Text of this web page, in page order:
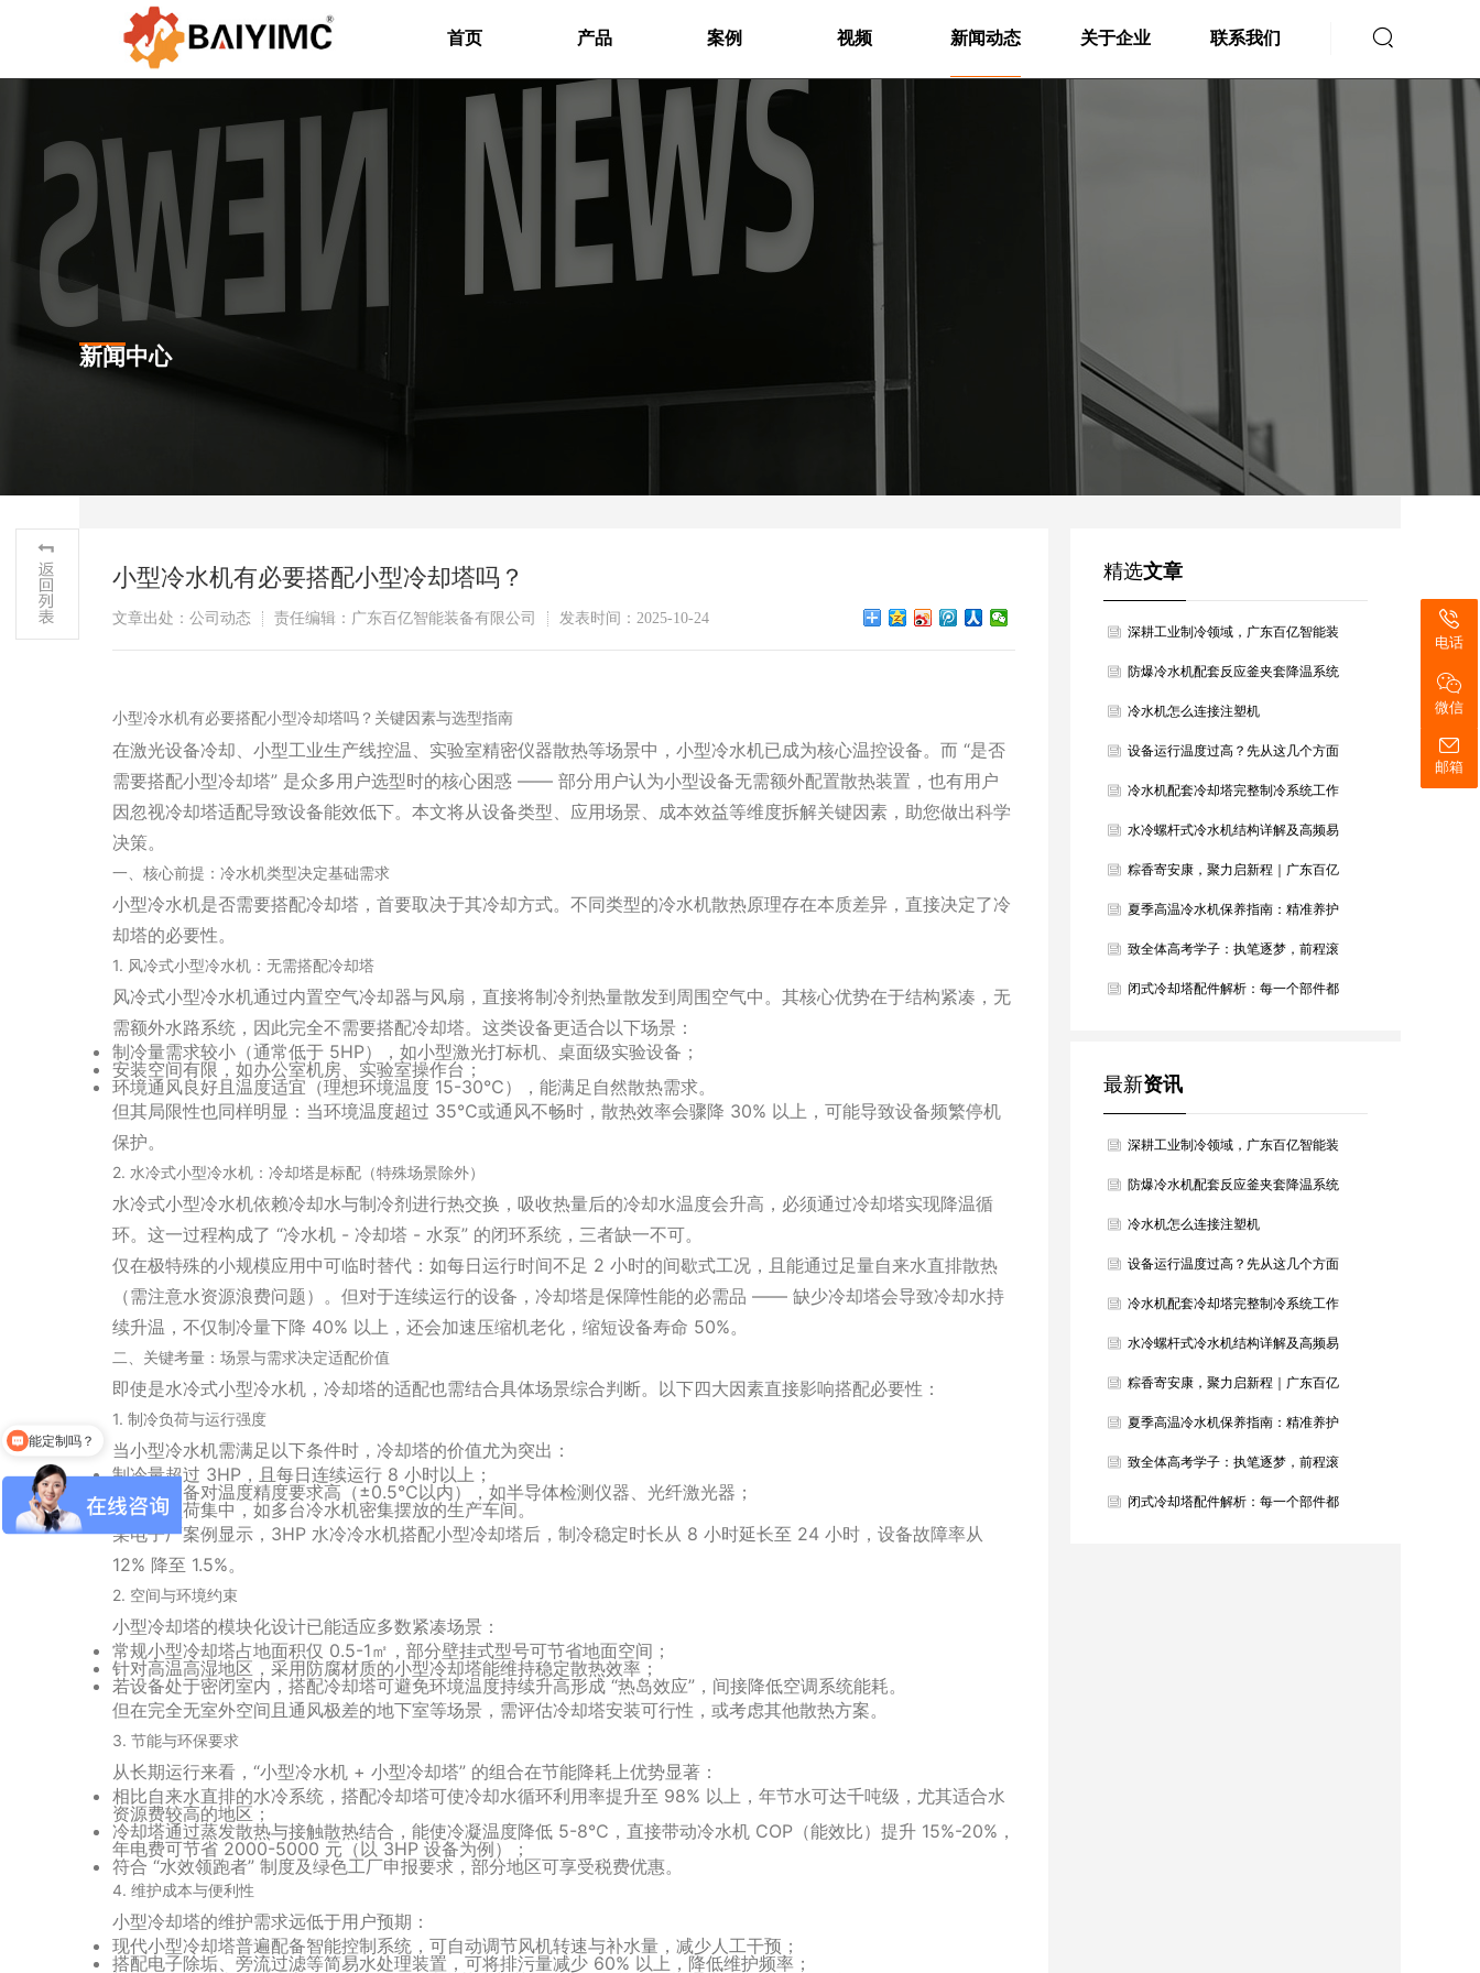
首页 产品 案例 视频 新闻动态 关于企业 联系我们 
新闻中心
小型冷水机有必要搭配小型冷却塔吗？
文章出处：公司动态 责任编辑：广东百亿智能装备有限公司 发表时间：2025-10-24
小型冷水机有必要搭配小型冷却塔吗？关键因素与选型指南
在激光设备冷却、小型工业生产线控温、实验室精密仪器散热等场景中，小型冷水机已成为核心温控设备。而 “是否
需要搭配小型冷却塔” 是众多用户选型时的核心困惑 —— 部分用户认为小型设备无需额外配置散热装置，也有用户
因忽视冷却塔适配导致设备能效低下。本文将从设备类型、应用场景、成本效益等维度拆解关键因素，助您做出科学
决策。
一、核心前提：冷水机类型决定基础需求
小型冷水机是否需要搭配冷却塔，首要取决于其冷却方式。不同类型的冷水机散热原理存在本质差异，直接决定了冷
却塔的必要性。
1. 风冷式小型冷水机：无需搭配冷却塔
风冷式小型冷水机通过内置空气冷却器与风扇，直接将制冷剂热量散发到周围空气中。其核心优势在于结构紧凑，无
需额外水路系统，因此完全不需要搭配冷却塔。这类设备更适合以下场景：
制冷量需求较小（通常低于 5HP），如小型激光打标机、桌面级实验设备；
安装空间有限，如办公室机房、实验室操作台；
环境通风良好且温度适宜（理想环境温度 15-30℃），能满足自然散热需求。
但其局限性也同样明显：当环境温度超过 35℃或通风不畅时，散热效率会骤降 30% 以上，可能导致设备频繁停机
保护。
2. 水冷式小型冷水机：冷却塔是标配（特殊场景除外）
水冷式小型冷水机依赖冷却水与制冷剂进行热交换，吸收热量后的冷却水温度会升高，必须通过冷却塔实现降温循
环。这一过程构成了 “冷水机 - 冷却塔 - 水泵” 的闭环系统，三者缺一不可。
仅在极特殊的小规模应用中可临时替代：如每日运行时间不足 2 小时的间歇式工况，且能通过足量自来水直排散热
（需注意水资源浪费问题）。但对于连续运行的设备，冷却塔是保障性能的必需品 —— 缺少冷却塔会导致冷却水持
续升温，不仅制冷量下降 40% 以上，还会加速压缩机老化，缩短设备寿命 50%。
二、关键考量：场景与需求决定适配价值
即使是水冷式小型冷水机，冷却塔的适配也需结合具体场景综合判断。以下四大因素直接影响搭配必要性：
1. 制冷负荷与运行强度
当小型冷水机需满足以下条件时，冷却塔的价值尤为突出：
制冷量超过 3HP，且每日连续运行 8 小时以上；
被冷却设备对温度精度要求高（±0.5℃以内），如半导体检测仪器、光纤激光器；
环境热负荷集中，如多台冷水机密集摆放的生产车间。
某电子厂案例显示，3HP 水冷冷水机搭配小型冷却塔后，制冷稳定时长从 8 小时延长至 24 小时，设备故障率从
12% 降至 1.5%。
2. 空间与环境约束
小型冷却塔的模块化设计已能适应多数紧凑场景：
常规小型冷却塔占地面积仅 0.5-1㎡，部分壁挂式型号可节省地面空间；
针对高温高湿地区，采用防腐材质的小型冷却塔能维持稳定散热效率；
若设备处于密闭室内，搭配冷却塔可避免环境温度持续升高形成 “热岛效应”，间接降低空调系统能耗。
但在完全无室外空间且通风极差的地下室等场景，需评估冷却塔安装可行性，或考虑其他散热方案。
3. 节能与环保要求
从长期运行来看，“小型冷水机 + 小型冷却塔” 的组合在节能降耗上优势显著：
相比自来水直排的水冷系统，搭配冷却塔可使冷却水循环利用率提升至 98% 以上，年节水可达千吨级，尤其适合水
资源费较高的地区；
冷却塔通过蒸发散热与接触散热结合，能使冷凝温度降低 5-8℃，直接带动冷水机 COP（能效比）提升 15%-20%，
年电费可节省 2000-5000 元（以 3HP 设备为例）；
符合 “水效领跑者” 制度及绿色工厂申报要求，部分地区可享受税费优惠。
4. 维护成本与便利性
小型冷却塔的维护需求远低于用户预期：
现代小型冷却塔普遍配备智能控制系统，可自动调节风机转速与补水量，减少人工干预；
搭配电子除垢、旁流过滤等简易水处理装置，可将排污量减少 60% 以上，降低维护频率；
精选文章
深耕工业制冷领域，广东百亿智能装
备以硬核设备筑牢产业冷却根基
防爆冷水机配套反应釜夹套降温系统
方案
冷水机怎么连接注塑机
设备运行温度过高？先从这几个方面
判断降温方向
冷水机配套冷却塔完整制冷系统工作
原理详解
水冷螺杆式冷水机结构详解及高频易
损配件汇总
粽香寄安康，聚力启新程｜广东百亿
智能装备恭祝大家端午安康
夏季高温冷水机保养指南：精准养护
稳住最佳制冷效果
致全体高考学子：执笔逐梦，前程滚
烫，百亿智能为青春护航！
闭式冷却塔配件解析：每一个部件都
最新资讯
深耕工业制冷领域，广东百亿智能装
备以硬核设备筑牢产业冷却根基
防爆冷水机配套反应釜夹套降温系统
方案
冷水机怎么连接注塑机
设备运行温度过高？先从这几个方面
判断降温方向
冷水机配套冷却塔完整制冷系统工作
原理详解
水冷螺杆式冷水机结构详解及高频易
损配件汇总
粽香寄安康，聚力启新程｜广东百亿
智能装备恭祝大家端午安康
夏季高温冷水机保养指南：精准养护
稳住最佳制冷效果
致全体高考学子：执笔逐梦，前程滚
烫，百亿智能为青春护航！
闭式冷却塔配件解析：每一个部件都
电话
微信
邮箱
能定制吗？